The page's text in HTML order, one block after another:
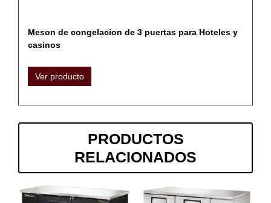
Meson de congelacion de 3 puertas para Hoteles y
casinos
Ver producto
PRODUCTOS
RELACIONADOS